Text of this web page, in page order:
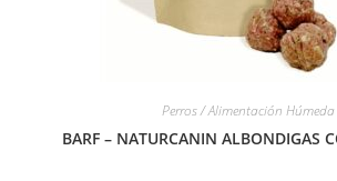
Perros / Alimentación Húmeda
BARF – NATURCANIN ALBONDIGAS